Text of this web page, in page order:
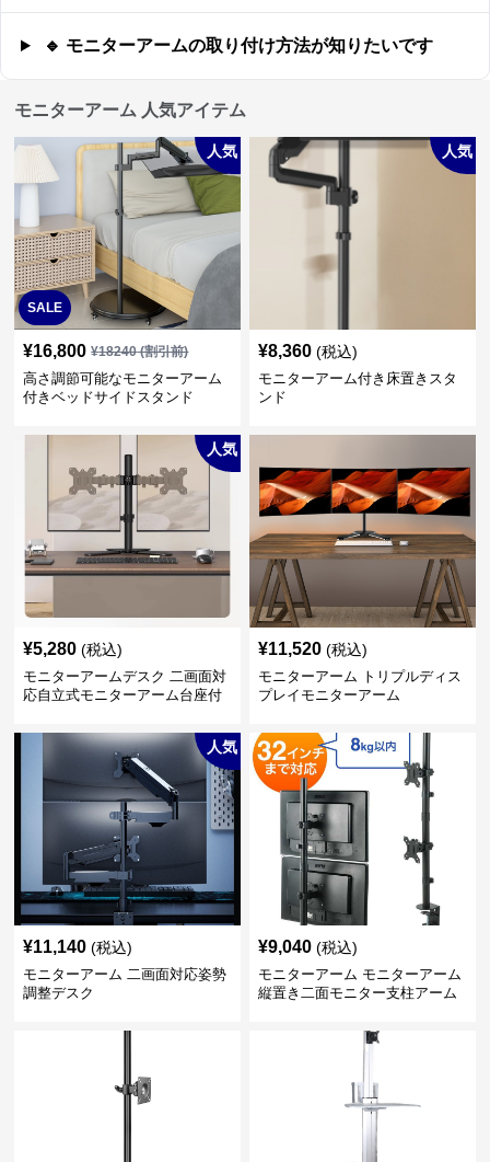
🔹 モニターアームの取り付け方法が知りたいです
モニターアーム 人気アイテム
SALE
人気
¥16,800 ¥18240(割引前)
高さ調節可能なモニターアーム
付きベッドサイドスタンド
人気
¥8,360 (税込)
モニターアーム付き床置きスタ
ンド
人気
¥5,280 (税込)
モニターアームデスク 二画面対
応自立式モニターアーム台座付
¥11,520 (税込)
モニターアーム トリプルディス
プレイモニターアーム
人気
¥11,140 (税込)
モニターアーム 二画面対応姿勢
調整デスク
¥9,040 (税込)
モニターアーム モニターアーム
縦置き二面モニター支柱アーム